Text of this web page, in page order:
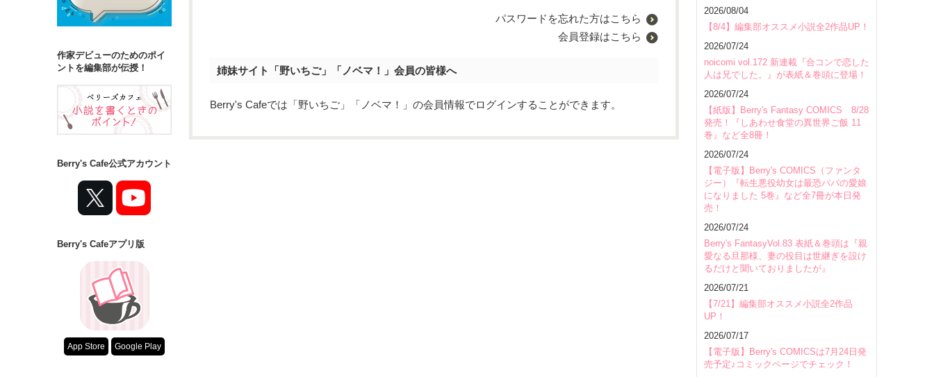
パスワードを忘れた方はこちら
会員登録はこちら
姉妹サイト「野いちご」「ノベマ！」会員の皆様へ
Berry's Cafeでは「野いちご」「ノベマ！」の会員情報でログインすることができます。
作家デビューのためのポイ
ントを編集部が伝授！
Berry's Cafe公式アカウント
Berry's Cafeアプリ版
App Store Google Play
2026/08/04
【8/4】編集部オススメ小説全2作品UP！
2026/07/24
noicomi vol.172 新連載『合コンで恋した
人は兄でした。』が表紙＆巻頭に登場！
2026/07/24
【紙版】Berry's Fantasy COMICS 8/28
発売！『しあわせ食堂の異世界ご飯 11
巻』など全8冊！
2026/07/24
【電子版】Berry's COMICS（ファンタ
ジー）『転生悪役幼女は最恐パパの愛娘
になりました 5巻』など全7冊が本日発
売！
2026/07/24
Berry's FantasyVol.83 表紙＆巻頭は『親
愛なる旦那様、妻の役目は世継ぎを設け
るだけと聞いておりましたが』
2026/07/21
【7/21】編集部オススメ小説全2作品
UP！
2026/07/17
【電子版】Berry's COMICSは7月24日発
売予定♪コミックページでチェック！